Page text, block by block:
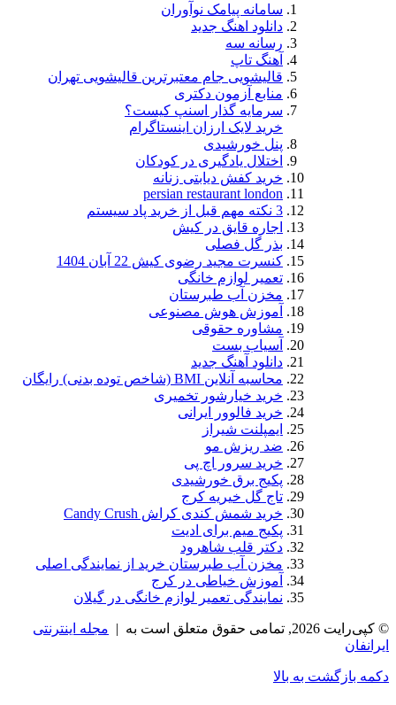
سامانه پیامک نوآوران
دانلود اهنگ جدید
رسانه سه
آهنگ تاپ
قالیشویی جام معتبرترین قالیشویی تهران
منابع آزمون دکتری
سرمایه گذار اسنپ کیست؟
خرید لایک ارزان اینستاگرام
پنل خورشیدی
اختلال یادگیری در کودکان
خرید کفش دیابتی زنانه
persian restaurant london
3 نکته مهم قبل از خرید پاد سیستم
اجاره قایق در کیش
بذر گل فصلی
کنسرت مجید رضوی کیش 22 آبان 1404
تعمیر لوازم خانگی
مخزن آب طبرستان
آموزش هوش مصنوعی
مشاوره حقوقی
آسیاب بست
دانلود آهنگ جدید
محاسبه آنلاین BMI (شاخص توده بدنی) رایگان
خرید خیارشور تخمیری
خرید فالوور ایرانی
ایمپلنت شیراز
ضد ریزش مو
خرید سرور اچ پی
پکیج برق خورشیدی
تاج گل خیریه کرج
خرید شمش کندی کراش Candy Crush
پکیج میم برای ادیت
دکتر قلب شاهرود
مخزن آب طبرستان خرید از نمایندگی اصلی
آموزش خیاطی در کرج
نمایندگی تعمیر لوازم خانگی در گیلان
© کپی‌رایت 2026, تمامی حقوق متعلق است به |
مجله اینترنتی
ایرانفان
دکمه بازگشت به بالا